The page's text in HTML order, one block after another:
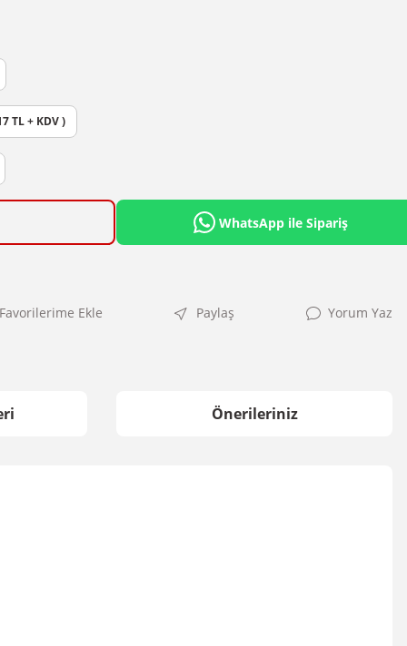
TL + KDV )
WhatsApp ile Sipariş
Paylaş Yorum Yaz
Önerileriniz